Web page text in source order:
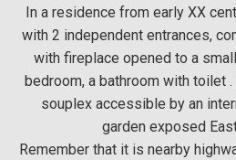
In a residence from early XX
with 2 independent entrances,
with fireplace opened to a
bedroom, a bathroom with toilet
souplex accessible by an
garden exposed
Remember that it is nearby